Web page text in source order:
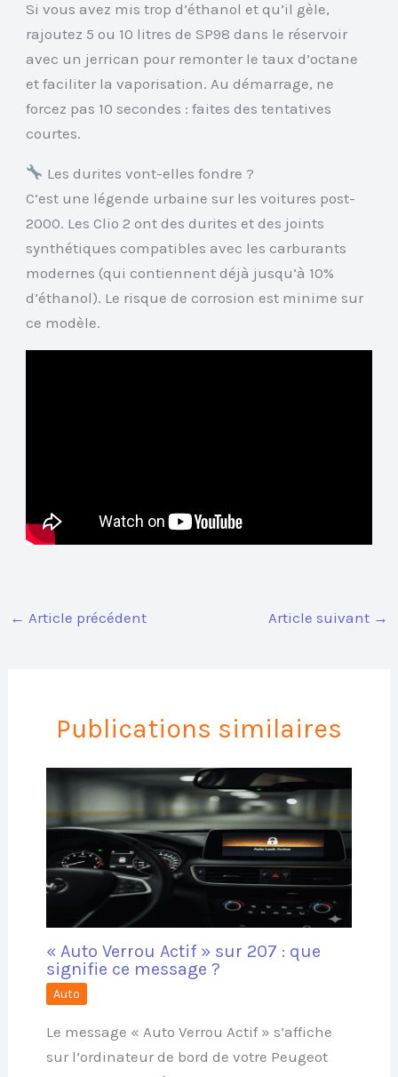
Si vous avez mis trop d’éthanol et qu’il gèle,
rajoutez 5 ou 10 litres de SP98 dans le réservoir
avec un jerrican pour remonter le taux d’octane
et faciliter la vaporisation. Au démarrage, ne
forcez pas 10 secondes : faites des tentatives
courtes.
Les durites vont-elles fondre ?
C’est une légende urbaine sur les voitures post-
2000. Les Clio 2 ont des durites et des joints
synthétiques compatibles avec les carburants
modernes (qui contiennent déjà jusqu’à 10%
d’éthanol). Le risque de corrosion est minime sur
ce modèle.
← Article précédent Article suivant →
Publications similaires
« Auto Verrou Actif » sur 207 : que
signifie ce message ?
Auto
Le message « Auto Verrou Actif » s’affiche
sur l’ordinateur de bord de votre Peugeot